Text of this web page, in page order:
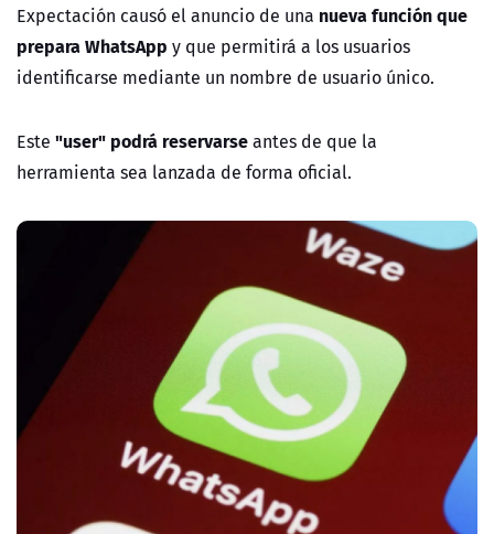
Expectación causó el anuncio de una nueva función que
prepara WhatsApp y que permitirá a los usuarios
identificarse mediante un nombre de usuario único.
Este "user" podrá reservarseantes de que la
herramienta sea lanzada de forma oficial.